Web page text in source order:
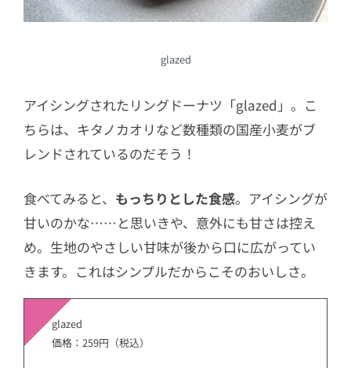
glazed
アイシングされたリングドーナツ「glazed」。こ
ちらは、キタノカオリなど数種類の国産小麦がブ
レンドされているのだそう！
食べてみると、 もっちりとした食感。アイシングが
甘いのかな……と思いきや、意外にも甘さは控え
め。生地のやさしい甘味が後から口に広がってい
きます。これはシンプルだからこそのおいしさ。
glazed
価格：259円（税込）